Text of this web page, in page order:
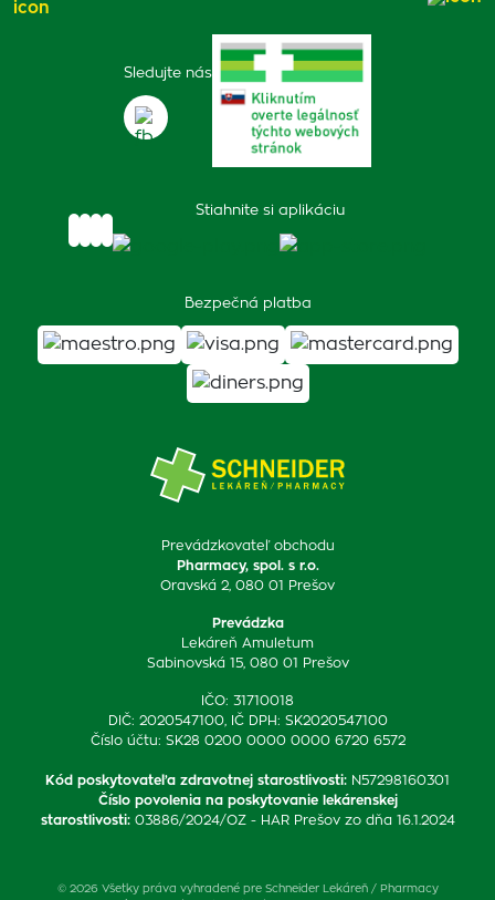
Prevádzkovateľ obchodu
Pharmacy, spol. s r.o.
Oravská 2, 080 01 Prešov
Prevádzka
Lekáreň Amuletum
Sabinovská 15, 080 01 Prešov
IČO: 31710018
DIČ: 2020547100, IČ DPH: SK2020547100
Číslo účtu: SK28 0200 0000 0000 6720 6572
Kód poskytovateľa zdravotnej starostlivosti: N57298160301
Číslo povolenia na poskytovanie lekárenskej
starostlivosti: 03886/2024/OZ - HAR Prešov zo dňa 16.1.2024
Sledujte nás
Stiahnite si aplikáciu
Bezpečná platba
© 2026 Všetky práva vyhradené pre Schneider Lekáreň / Pharmacy